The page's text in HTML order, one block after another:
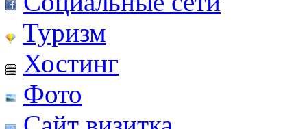
Туризм
Хостинг
Фото